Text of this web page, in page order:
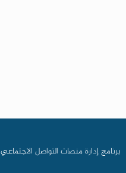
برنامج إدارة منصات التواصل الاجتماعي